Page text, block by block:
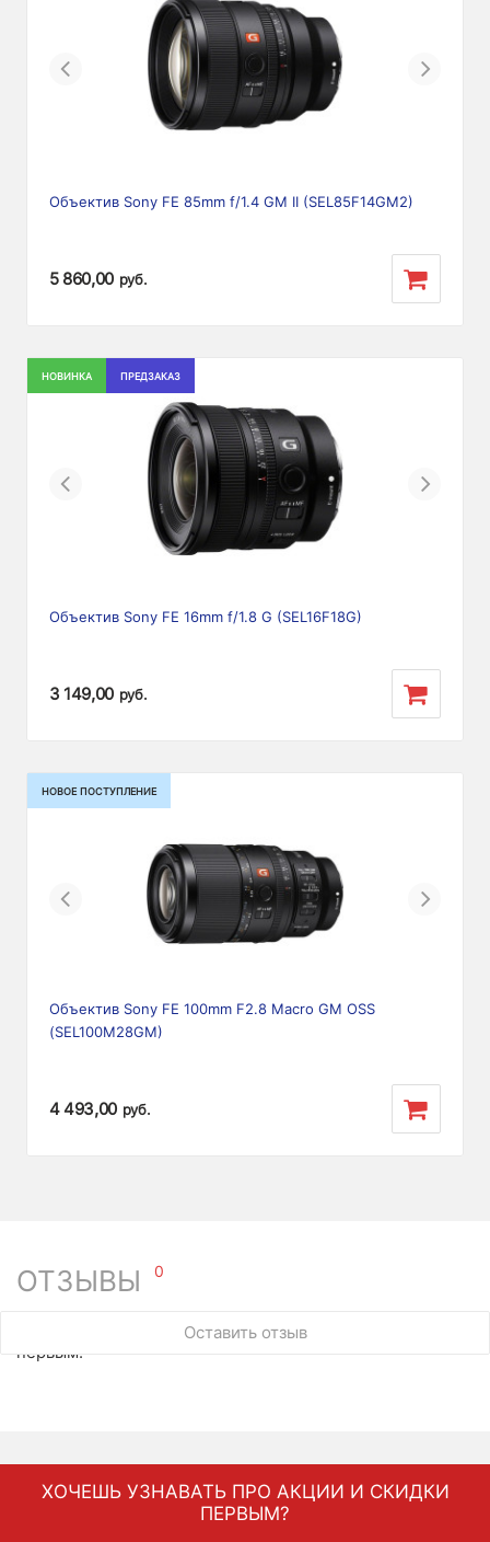
Previous Next
Объектив Sony FE 85mm f/1.4 GM II (SEL85F14GM2)
5 860,00 руб.
НОВИНКА ПРЕДЗАКАЗ
Previous Next
Объектив Sony FE 16mm f/1.8 G (SEL16F18G)
3 149,00 руб.
НОВОЕ ПОСТУПЛЕНИЕ
Previous Next
Объектив Sony FE 100mm F2.8 Macro GM OSS
(SEL100M28GM)
4 493,00 руб.
ОТЗЫВЫ 0
Оставить отзыв
У этого товара нет ни одного отзыва. Вы можете стать
первым.
ХОЧЕШЬ УЗНАВАТЬ ПРО АКЦИИ И СКИДКИ
ПЕРВЫМ?